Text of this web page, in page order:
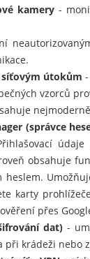
kamery-
útokům
vzorců
(správce
obsahuje
heslem.
karty
přes
dat)-
při krádeži nebo